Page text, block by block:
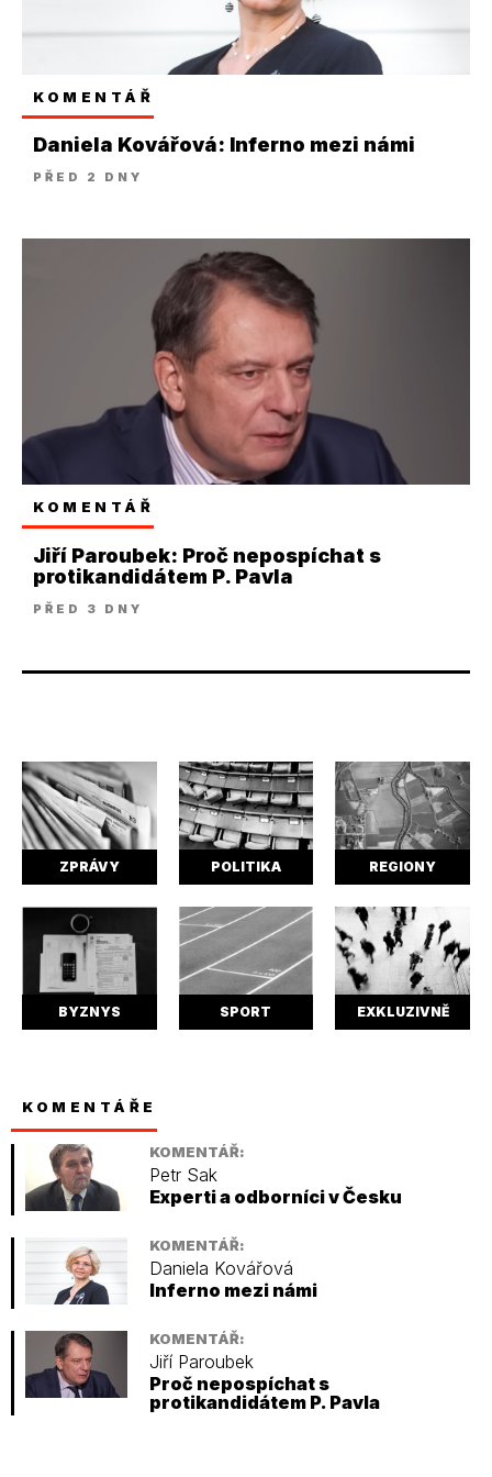
KOMENTÁŘ
Daniela Kovářová: Inferno mezi námi
PŘED 2 DNY
KOMENTÁŘ
Jiří Paroubek: Proč nepospíchat s
protikandidátem P. Pavla
PŘED 3 DNY
ZPRÁVY POLITIKA REGIONY
BYZNYS SPORT EXKLUZIVNĚ
KOMENTÁŘE
KOMENTÁŘ:
Petr Sak
Experti a odborníci v Česku
KOMENTÁŘ:
Daniela Kovářová
Inferno mezi námi
KOMENTÁŘ:
Jiří Paroubek
Proč nepospíchat s
protikandidátem P. Pavla